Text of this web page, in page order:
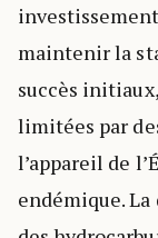
maintenir la
succès
limitées par
l’appareil de
endémique. La